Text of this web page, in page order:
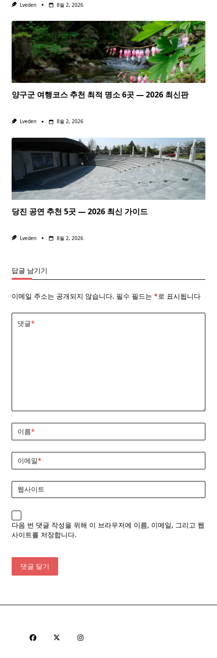
Lveden 8월 2, 2026
양구군 여행코스 추천 최적 명소 6곳 — 2026 최신판
Lveden 8월 2, 2026
당진 공연 추천 5곳 — 2026 최신 가이드
Lveden 8월 2, 2026
답글 남기기
이메일 주소는 공개되지 않습니다. 필수 필드는 *로 표시됩니다
댓글*
이름*
이메일*
웹사이트
다음 번 댓글 작성을 위해 이 브라우저에 이름, 이메일, 그리고 웹
사이트를 저장합니다.